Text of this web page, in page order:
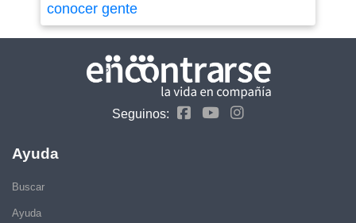
conocer gente
Seguinos:
Ayuda
Buscar
Ayuda